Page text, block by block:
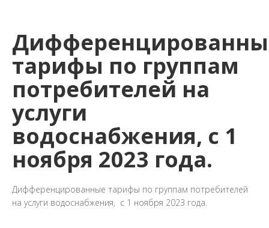
тарифы по группам
потребителей на
услуги
водоснабжения, с 1
ноября 2023 года.
Дифференцированные тарифы по группам потребителей
на услуги водоснабжения, с 1 ноября 2023 года.